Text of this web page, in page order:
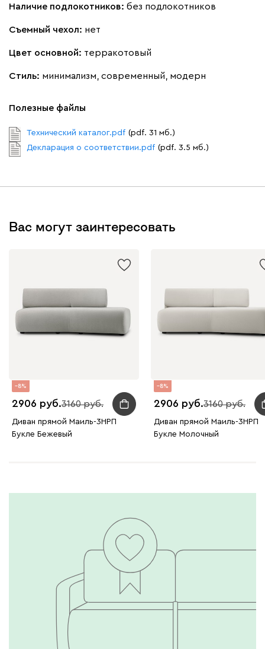
Наличие подлокотников: без подлокотников
Съемный чехол: нет
Цвет основной: терракотовый
Стиль: минимализм, современный, модерн
Полезные файлы
Технический каталог.pdf (pdf. 31 мб.)
Декларация о соответствии.pdf (pdf. 3.5 мб.)
Вас могут заинтересовать
8
2906 3160
Диван прямой Маиль-3НРП
Букле Бежевый
8
2906 3160
Диван прямой Маиль-3НРП
Букле Молочный